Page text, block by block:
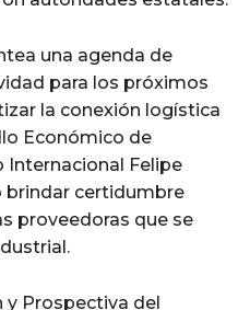
una agenda de
para los próximos
la conexión logística
Económico de
Internacional Felipe
brindar certidumbre
proveedoras que se
y Prospectiva del